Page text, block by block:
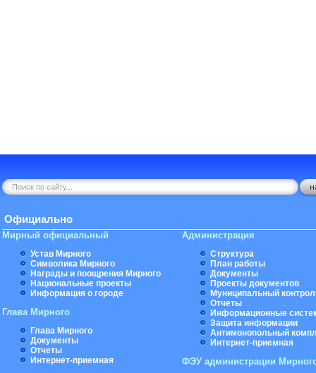
Официально
Мирный официальный
Устав Мирного
Символика Мирного
Награды и поощрения Мирного
Национальные проекты
Информация о городе
Глава Мирного
Глава Мирного
Документы
Отчеты
Интернет-приемная
Администрация
Структура
План работы
Документы
Проекты документов
Муниципальный
Отчеты
Информационные
Защита информации
Антимонопольный
Интернет-приемная
ФЭУ администрации